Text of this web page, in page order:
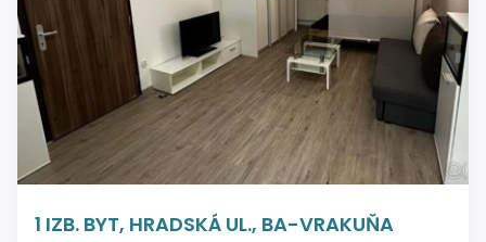
1 IZB. BYT, HRADSKÁ UL., BA-VRAKUŇA